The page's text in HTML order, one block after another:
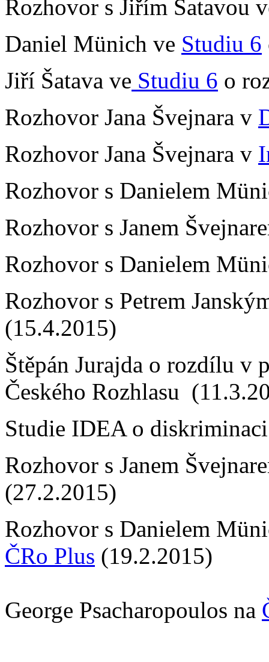
Rozhovor s Jiřím Šatavou
Daniel Münich ve Studiu 6
Jiří Šatava ve Studiu 6 o
Rozhovor Jana Švejnara v
Rozhovor Jana Švejnara v
Rozhovor s Danielem
Rozhovor s Janem
Rozhovor s Danielem
Rozhovor s Petrem
(15.4.2015)
Štěpán Jurajda o rozdílu v
Českého Rozhlasu
Studie IDEA o
Rozhovor s Janem
(27.2.2015)
Rozhovor s Danielem
ČRo Plus (19.2.2015)
George Psacharopoulos na